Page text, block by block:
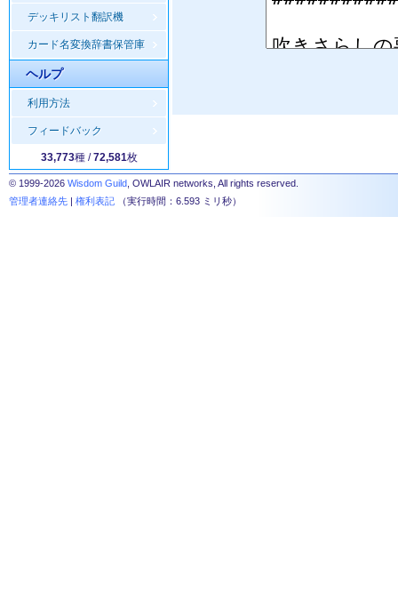
デッキリスト翻訳機
カード名変換辞書保管庫
ヘルプ
利用方法
フィードバック
33,773種 /72,581枚
© 1999-2026 Wisdom Guild , OWLAIR networks, All rights reserved.
管理者連絡先 | 権利表記 （実行時間：6.593 ミリ秒）